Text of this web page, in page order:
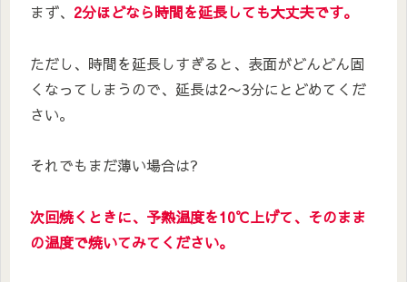
まず、 2分ほどなら時間を延長しても大丈夫です。
ただし、時間を延長しすぎると、表面がどんどん固
くなってしまうので、延長は2〜3分にとどめてくだ
さい。
それでもまだ薄い場合は?
次回焼くときに、予熱温度を10℃上げて、そのまま
の温度で焼いてみてください。